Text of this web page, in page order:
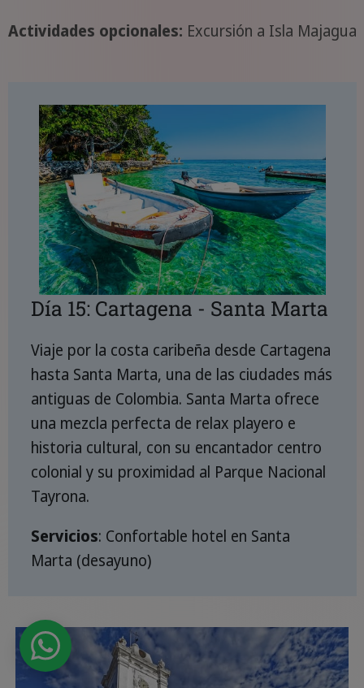
Actividades opcionales: Excursión a Isla Majagua
Día 15: Cartagena - Santa Marta
Viaje por la costa caribeña desde Cartagena
hasta Santa Marta, una de las ciudades más
antiguas de Colombia. Santa Marta ofrece
una mezcla perfecta de relax playero e
historia cultural, con su encantador centro
colonial y su proximidad al Parque Nacional
Tayrona.
Servicios: Confortable hotel en Santa
Marta (desayuno)